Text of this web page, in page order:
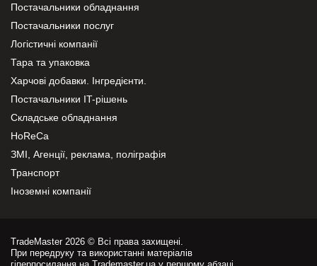
Постачальники обладнання
Постачальники послуг
Логістичні компанії
Тара та упаковка
Харчові добавки. Інгредієнти.
Постачальники IT-рішень
Складське обладнання
HoReCa
ЗМІ, Агенції, реклама, поліграфія
Транспорт
Іноземні компанії
TradeMaster 2026 © Всі права захищені.
При передруку та використанні матеріалів